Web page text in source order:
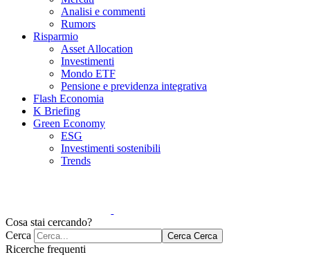
Analisi e commenti
Rumors
Risparmio
Asset Allocation
Investimenti
Mondo ETF
Pensione e previdenza integrativa
Flash Economia
K Briefing
Green Economy
ESG
Investimenti sostenibili
Trends
Cosa stai cercando?
Cerca
Cerca Cerca
Ricerche frequenti